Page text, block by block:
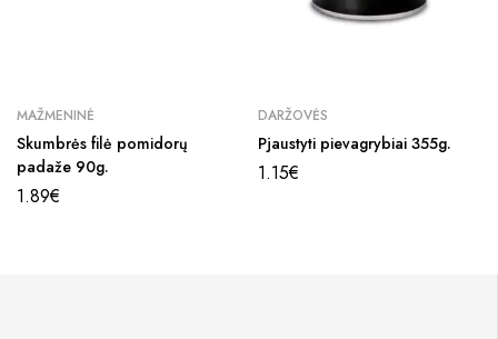
MAŽMENINĖ
Skumbrės filė pomidorų
padaže 90g.
1.89€
DARŽOVĖS
Pjaustyti pievagrybiai 355g.
1.15€